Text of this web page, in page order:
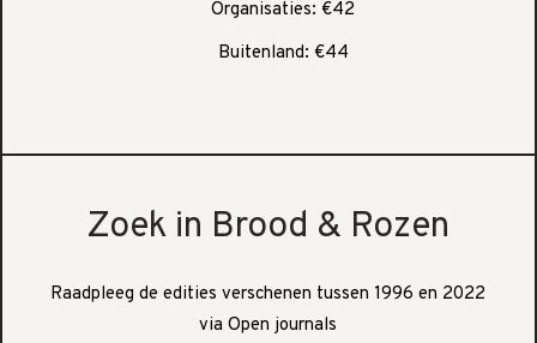
Organisaties: €42
Buitenland: €44
Zoek in Brood & Rozen
Raadpleeg de edities verschenen tussen 1996 en 2022
via Open journals